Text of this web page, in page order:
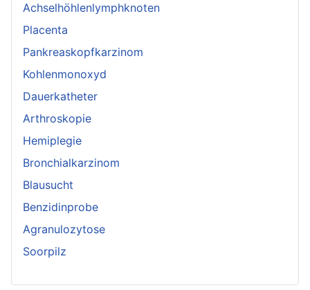
Achselhöhlenlymphknoten
Placenta
Pankreaskopfkarzinom
Kohlenmonoxyd
Dauerkatheter
Arthroskopie
Hemiplegie
Bronchialkarzinom
Blausucht
Benzidinprobe
Agranulozytose
Soorpilz